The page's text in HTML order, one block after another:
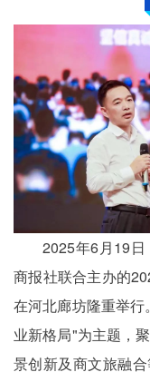
2025年6月19
商报社联合主办的
在河北廊坊隆重举
业新格局"为主题，
景创新及商文旅融